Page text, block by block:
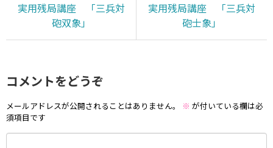
実用残局講座 「三兵対
砲双象」
実用残局講座 「三兵対
砲士象」
コメントをどうぞ
メールアドレスが公開されることはありません。 ※ が付いている欄は必
須項目です